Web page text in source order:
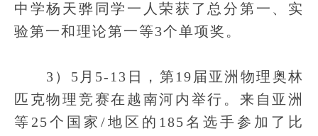
中学杨天骅同学一人荣获了总分第一、实
验第一和理论第一等3个单项奖。
3）5月5-13日，第19届亚洲物理奥林
匹克物理竞赛在越南河内举行。来自亚洲
等25个国家/地区的185名选手参加了比